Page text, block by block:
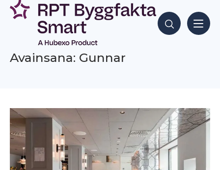
Siirry
sisältöön
Hae sisältöjä
Avainsana: Gunnar